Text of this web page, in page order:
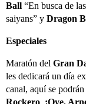
Ball “En busca de
saiyans” y Dragon
Especiales
Maratón del Gran
les dedicará un día
canal, aquí se
Rockero, ¡Oye,